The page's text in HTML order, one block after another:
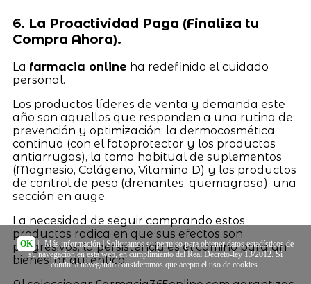
6. La Proactividad Paga (Finaliza tu
Compra Ahora).
La farmacia online ha redefinido el cuidado
personal.
Los productos líderes de venta y demanda este
año son aquellos que responden a una rutina de
prevención y optimización: la dermocosmética
continua (con el fotoprotector y los productos
antiarrugas), la toma habitual de suplementos
(Magnesio, Colágeno, Vitamina D) y los productos
de control de peso (drenantes, quemagrasa), una
sección en auge.
La necesidad de seguir comprando estos
productos radica en que sus efectos son
progresivos; la persistencia es el camino para un
bienestar auténtico.
OK | Más información| Solicitamos su permiso para obtener datos estadísticos de
su navegación en esta web, en cumplimiento del Real Decreto-ley 13/2012. Si
continúa navegando consideramos que acepta el uso de cookies.